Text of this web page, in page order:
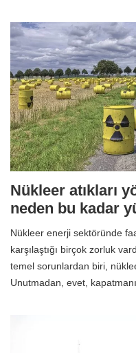
Nükleer atıkları
neden bu kadar
Nükleer enerji sektöründe
karşılaştığı birçok zorluk
temel sorunlardan biri,
Unutmadan, evet,